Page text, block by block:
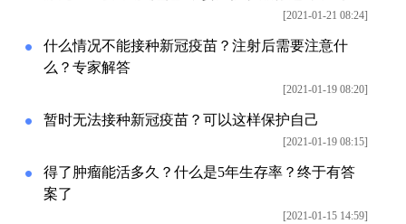
[2021-01-21 08:24]
什么情况不能接种新冠疫苗？注射后需要注意什
么？专家解答
[2021-01-19 08:20]
暂时无法接种新冠疫苗？可以这样保护自己
[2021-01-19 08:15]
得了肿瘤能活多久？什么是5年生存率？终于有答
案了
[2021-01-15 14:59]